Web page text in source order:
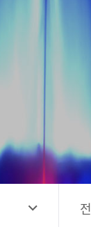
술창작공간 새들
지도 다도라
홍보물